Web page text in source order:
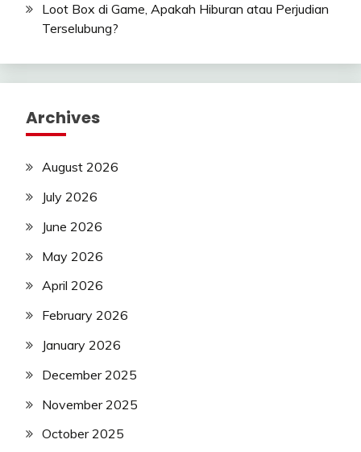
Loot Box di Game, Apakah Hiburan atau Perjudian
Terselubung?
Archives
August 2026
July 2026
June 2026
May 2026
April 2026
February 2026
January 2026
December 2025
November 2025
October 2025